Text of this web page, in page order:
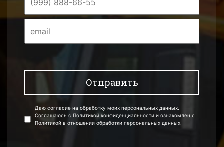
Даю согласие на обработку моих персональных данных.
Соглашаюсь с Политикой конфиденциальности и ознакомлен с
Политикой в отношении обработки персональных данных.